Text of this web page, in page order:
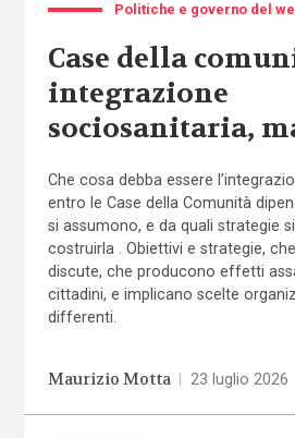
Politiche e governo del
Case della
integrazione
sociosanitaria,
Che cosa debba essere
entro le Case della Comunità
si assumono, e da quali strategie
costruirla . Obiettivi e strategie,
discute, che producono effetti
cittadini, e implicano scelte
differenti.
Maurizio Motta 23 luglio 2026